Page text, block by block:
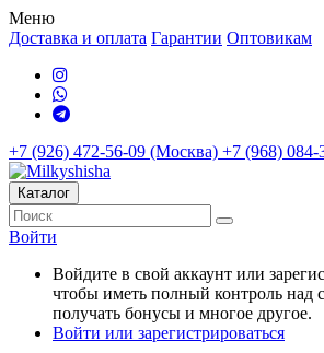
Меню
Доставка и оплата Гарантии Оптовикам
+7 (926) 472-56-09 (Москва) +7 (968)
Каталог
Войти
Войдите в свой аккаунт или
чтобы иметь полный контроль над
получать бонусы и многое другое.
Войти или зарегистрироваться